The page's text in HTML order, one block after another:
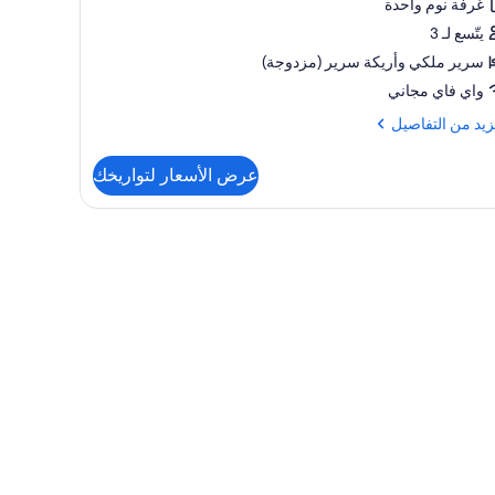
غرفة نوم واحدة
يتّسع لـ 3
سرير ملكي‫‬ وأريكة سرير (مزدوجة)
واي فاي مجاني
من التفاصيل
عرض الأسعار لتواريخك